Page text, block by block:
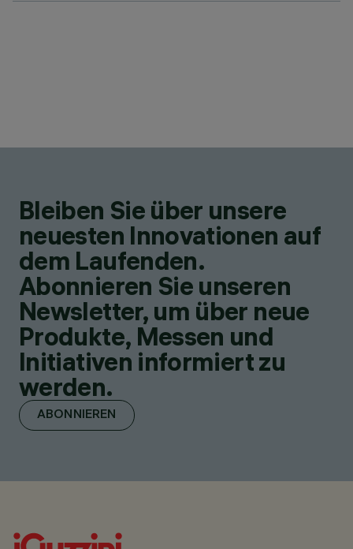
Bleiben Sie über unsere
neuesten Innovationen auf
dem Laufenden.
Abonnieren Sie unseren
Newsletter, um über neue
Produkte, Messen und
Initiativen informiert zu
werden.
ABONNIEREN